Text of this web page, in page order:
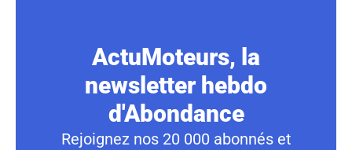
ActuMoteurs, la
newsletter hebdo
d'Abondance
Rejoignez nos 20 000 abonnés et